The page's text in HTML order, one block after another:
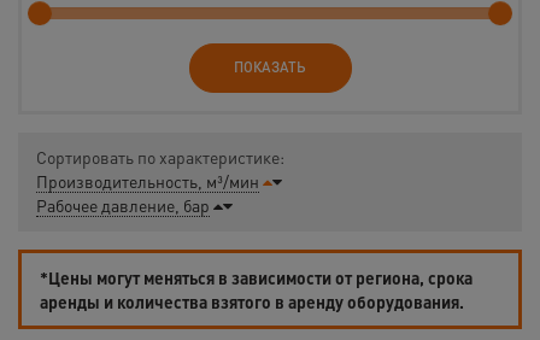
ПОКАЗАТЬ
Сортировать по характеристике:
Производительность, м³/мин
Рабочее давление, бар
*Цены могут меняться в зависимости от региона, срока
аренды и количества взятого в аренду оборудования.